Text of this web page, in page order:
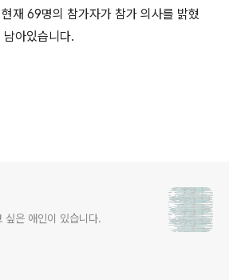
69명의 참가자가 참가 의사를 밝혔
아있습니다.
싶은 애인이 있습니다.